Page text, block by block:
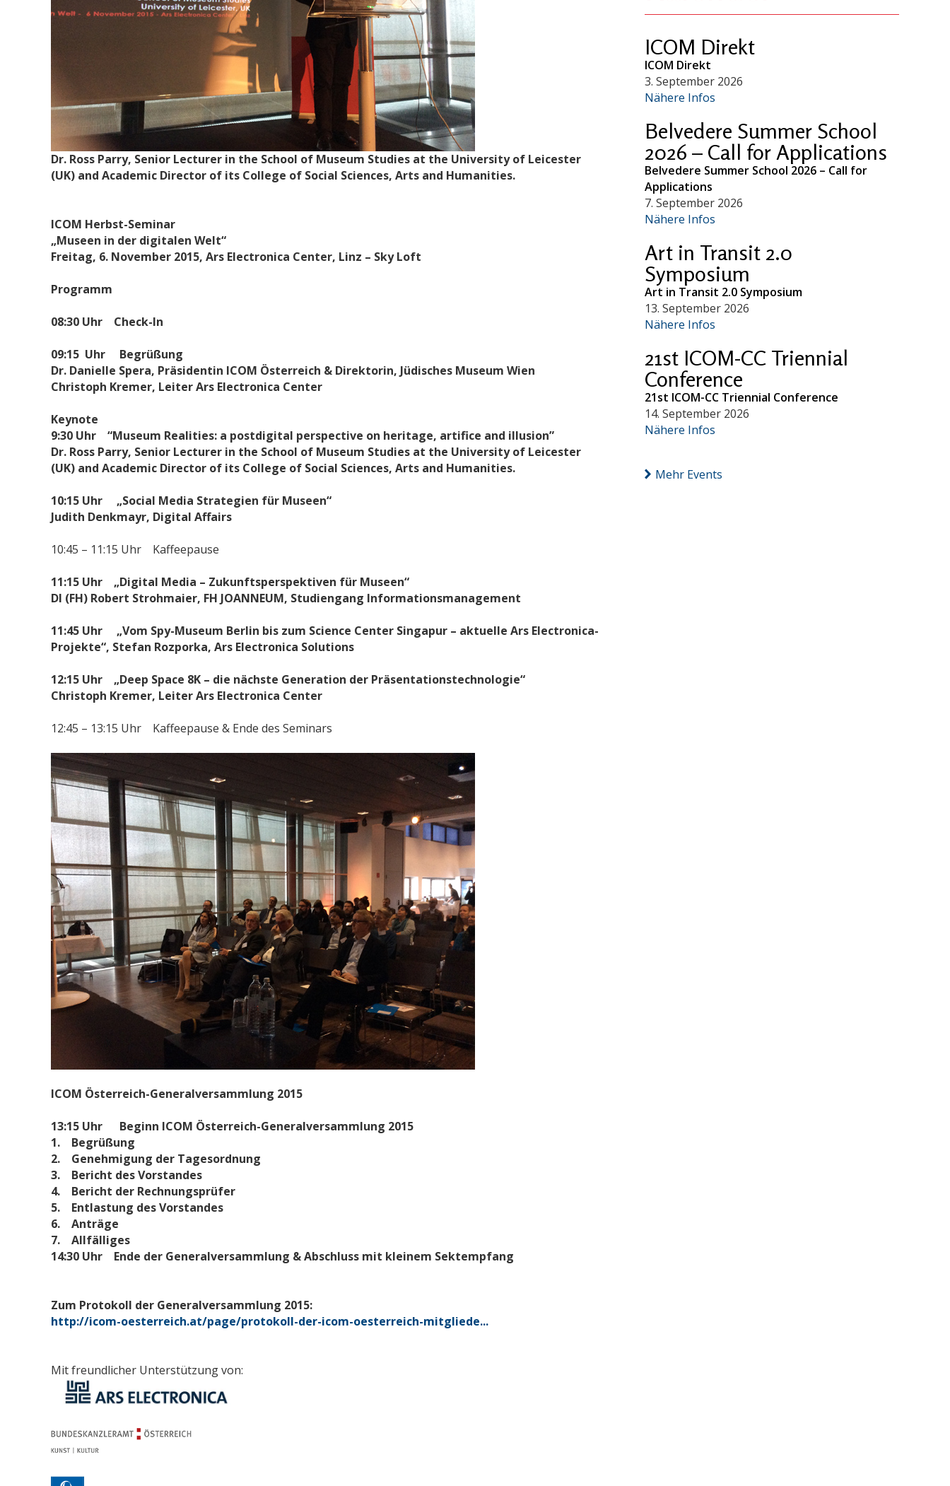
Dr. Ross Parry, Senior Lecturer in the School of Museum Studies at the University of Leicester
(UK) and Academic Director of its College of Social Sciences, Arts and Humanities.
ICOM Herbst-Seminar
„Museen in der digitalen Welt“
Freitag, 6. November 2015, Ars Electronica Center, Linz – Sky Loft
Programm
08:30 Uhr Check-In
09:15 Uhr Begrüßung
Dr. Danielle Spera, Präsidentin ICOM Österreich & Direktorin, Jüdisches Museum Wien
Christoph Kremer, Leiter Ars Electronica Center
Keynote
9:30 Uhr “Museum Realities: a postdigital perspective on heritage, artifice and illusion”
Dr. Ross Parry, Senior Lecturer in the School of Museum Studies at the University of Leicester
(UK) and Academic Director of its College of Social Sciences, Arts and Humanities.
10:15 Uhr „Social Media Strategien für Museen“
Judith Denkmayr, Digital Affairs
10:45 – 11:15 Uhr Kaffeepause
11:15 Uhr „Digital Media – Zukunftsperspektiven für Museen“
DI (FH) Robert Strohmaier, FH JOANNEUM, Studiengang Informationsmanagement
11:45 Uhr „Vom Spy-Museum Berlin bis zum Science Center Singapur – aktuelle Ars Electronica-
Projekte“, Stefan Rozporka, Ars Electronica Solutions
12:15 Uhr „Deep Space 8K – die nächste Generation der Präsentationstechnologie“
Christoph Kremer, Leiter Ars Electronica Center
12:45 – 13:15 Uhr Kaffeepause & Ende des Seminars
ICOM Österreich-Generalversammlung 2015
13:15 Uhr Beginn ICOM Österreich-Generalversammlung 2015
1. Begrüßung
2. Genehmigung der Tagesordnung
3. Bericht des Vorstandes
4. Bericht der Rechnungsprüfer
5. Entlastung des Vorstandes
6. Anträge
7. Allfälliges
14:30 Uhr Ende der Generalversammlung & Abschluss mit kleinem Sektempfang
Zum Protokoll der Generalversammlung 2015:
http://icom-oesterreich.at/page/protokoll-der-icom-oesterreich-mitgliede...
Mit freundlicher Unterstützung von:
ICOM Direkt
ICOM Direkt
3. September 2026
Nähere Infos
Belvedere Summer School
2026 – Call for Applications
Belvedere Summer School 2026 – Call for
Applications
7. September 2026
Nähere Infos
Art in Transit 2.0
Symposium
Art in Transit 2.0 Symposium
13. September 2026
Nähere Infos
21st ICOM-CC Triennial
Conference
21st ICOM-CC Triennial Conference
14. September 2026
Nähere Infos
Mehr Events